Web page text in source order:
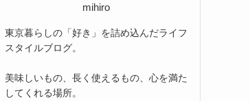
mihiro
東京暮らしの「好き」を詰め込んだライフ
スタイルブログ。
美味しいもの、長く使えるもの、心を満た
してくれる場所。